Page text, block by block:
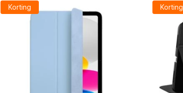
Korting Korting